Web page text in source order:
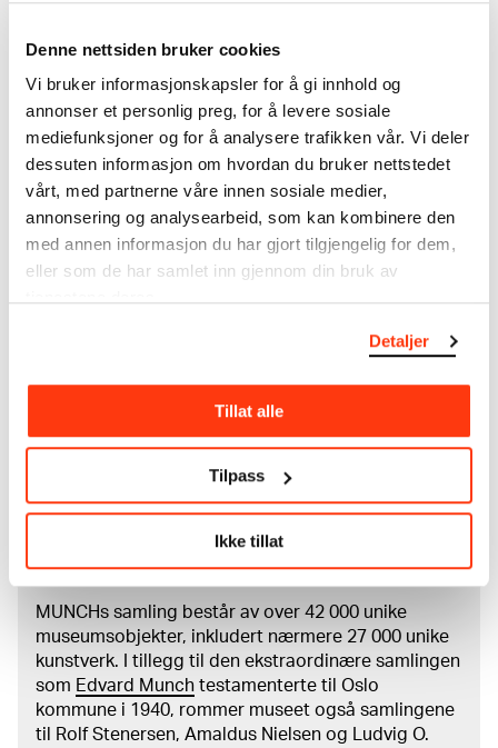
Denne nettsiden bruker cookies
Vi bruker informasjonskapsler for å gi innhold og
annonser et personlig preg, for å levere sosiale
mediefunksjoner og for å analysere trafikken vår. Vi deler
dessuten informasjon om hvordan du bruker nettstedet
vårt, med partnerne våre innen sosiale medier,
annonsering og analysearbeid, som kan kombinere den
med annen informasjon du har gjort tilgjengelig for dem,
eller som de har samlet inn gjennom din bruk av
Detaljer
Tillat alle
Tilpass
Ikke tillat
Singer's Head on a Plate (EN)
1905–1906
Klassifikasjon
Tegninger
Redskap/materiale
Penn
Velinpapir
Mål
Om verkskatalogen
I verkskatalogen kan du søke i hele Edvard Munchs
kunstnerskap. Verkskatalogen utbedres jevnlig i
samsvar med den nyeste forskningen. Vi tar
MUNCHs samling består av over 42 000 unike
museumsobjekter, inkludert nærmere 27 000 unike
kunstverk. I tillegg til den ekstraordinære samlingen
som Edvard Munch testamenterte til Oslo
kommune i 1940, rommer museet også samlingene
til Rolf Stenersen, Amaldus Nielsen og Ludvig O.